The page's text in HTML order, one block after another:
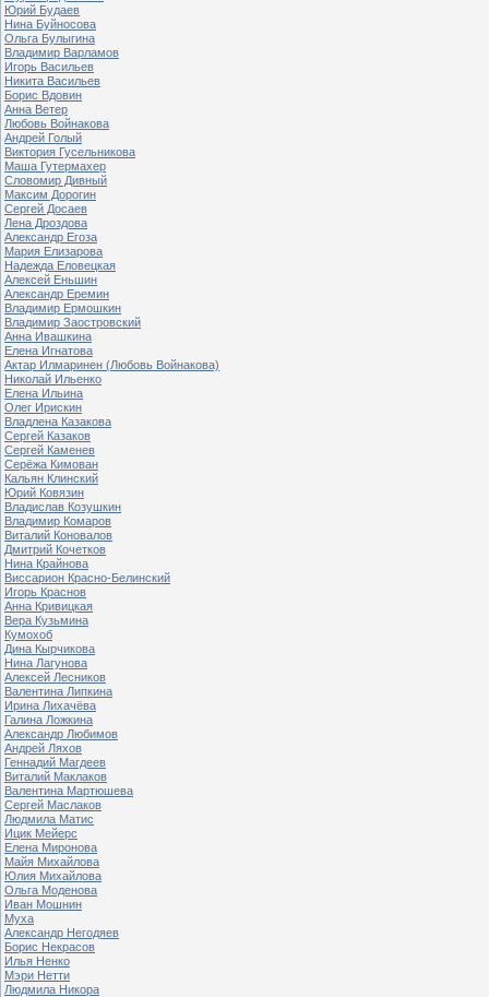
Юрий Будаев
Нина Буйносова
Ольга Булыгина
Владимир Варламов
Игорь Васильев
Никита Васильев
Борис Вдовин
Анна Ветер
Любовь Войнакова
Андрей Голый
Виктория Гусельникова
Маша Гутермахер
Словомир Дивный
Максим Дорогин
Сергей Досаев
Лена Дроздова
Александр Егоза
Мария Елизарова
Надежда Еловецкая
Алексей Еньшин
Александр Еремин
Владимир Ермошкин
Владимир Заостровский
Анна Ивашкина
Елена Игнатова
Актар Илмаринен (Любовь Войнакова)
Николай Ильенко
Елена Ильина
Олег Ирискин
Владлена Казакова
Сергей Казаков
Сергей Каменев
Серёжа Кимован
Кальян Клинский
Юрий Ковязин
Владислав Козушкин
Владимир Комаров
Виталий Коновалов
Дмитрий Кочетков
Нина Крайнова
Виссарион Красно-Белинский
Игорь Краснов
Анна Кривицкая
Вера Кузьмина
Кумохоб
Дина Кырчикова
Нина Лагунова
Алексей Лесников
Валентина Липкина
Ирина Лихачёва
Галина Ложкина
Александр Любимов
Андрей Ляхов
Геннадий Магдеев
Виталий Маклаков
Валентина Мартюшева
Сергей Маслаков
Людмила Матис
Ицик Мейерс
Елена Миронова
Майя Михайлова
Юлия Михайлова
Ольга Моденова
Иван Мошнин
Муха
Александр Негодяев
Борис Некрасов
Илья Ненко
Мэри Нетти
Людмила Никора